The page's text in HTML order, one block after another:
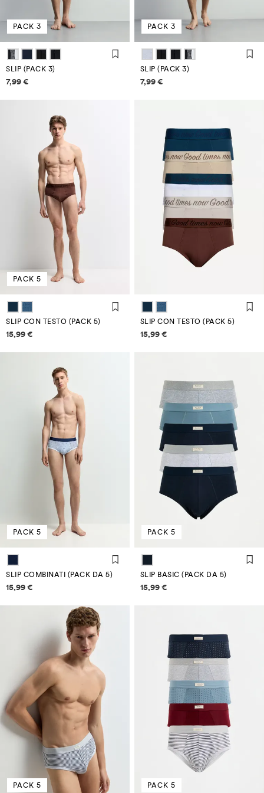
PACK 3
SLIP (PACK 3)
Informazioni sui prezzi
7,99 €
PACK 3
SLIP (PACK 3)
Informazioni sui prezzi
7,99 €
PACK 5
SLIP CON TESTO (PACK 5)
Informazioni sui prezzi
15,99 €
SLIP CON TESTO (PACK 5)
Informazioni sui prezzi
15,99 €
PACK 5
SLIP COMBINATI (PACK DA 5)
Informazioni sui prezzi
15,99 €
PACK 5
SLIP BASIC (PACK DA 5)
Informazioni sui prezzi
15,99 €
PACK 5 PACK 5